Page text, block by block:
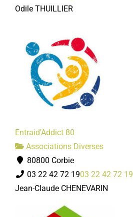
Odile THUILLIER
Entraid'Addict 80
Associations Diverses
80800 Corbie
03 22 42 72 1903 22 42 72 19
Jean-Claude CHENEVARIN